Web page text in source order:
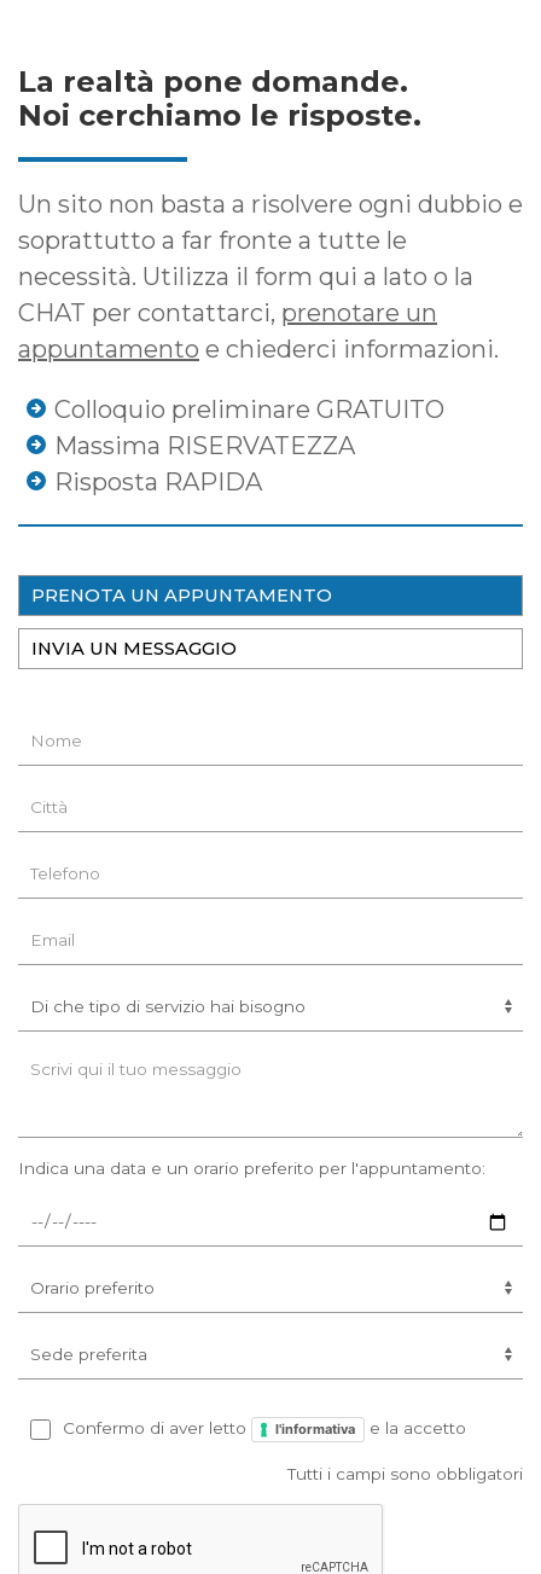
La realtà pone domande.
Noi cerchiamo le risposte.
Un sito non basta a risolvere ogni dubbio e
soprattutto a far fronte a tutte le
necessità. Utilizza il form qui a lato o la
CHAT per contattarci, prenotare un
appuntamento e chiederci informazioni.
Colloquio preliminare GRATUITO
Massima RISERVATEZZA
Risposta RAPIDA
PRENOTA UN APPUNTAMENTO
INVIA UN MESSAGGIO
Indica una data e un orario preferito per l'appuntamento:
Confermo di aver letto l'informativa e la accetto
Tutti i campi sono obbligatori